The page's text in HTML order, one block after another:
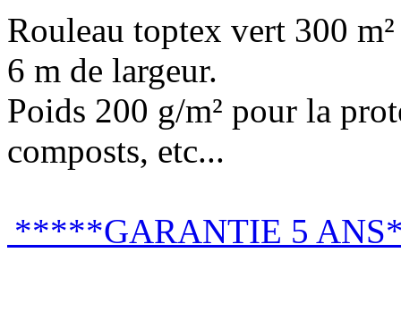
Rouleau toptex vert 300 m²
6 m de largeur.
Poids 200 g/m² pour la
composts, etc...
*****GARANTIE 5